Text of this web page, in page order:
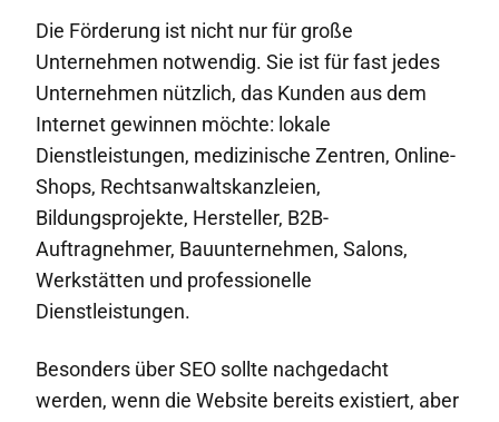
Die Förderung ist nicht nur für große
Unternehmen notwendig. Sie ist für fast jedes
Unternehmen nützlich, das Kunden aus dem
Internet gewinnen möchte: lokale
Dienstleistungen, medizinische Zentren, Online-
Shops, Rechtsanwaltskanzleien,
Bildungsprojekte, Hersteller, B2B-
Auftragnehmer, Bauunternehmen, Salons,
Werkstätten und professionelle
Dienstleistungen.
Besonders über SEO sollte nachgedacht
werden, wenn die Website bereits existiert, aber